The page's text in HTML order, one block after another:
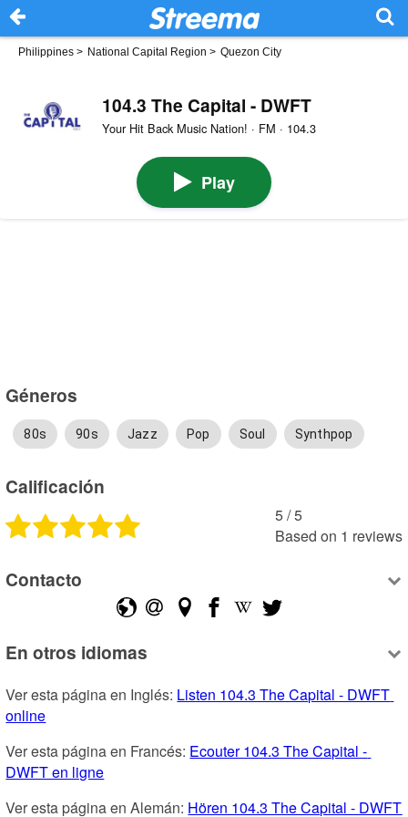
Philippines > National Capital Region > Quezon City
104.3 The Capital - DWFT
Your Hit Back Music Nation! · FM · 104.3
Play
Géneros
80s 90s Jazz Pop Soul Synthpop
Calificación
5 /5
Based on 1 reviews
Contacto
En otros idiomas
Ver esta página en Inglés: Listen 104.3 The Capital - DWFT
online
Ver esta página en Francés: Ecouter 104.3 The Capital -
DWFT en ligne
Ver esta página en Alemán: Hören 104.3 The Capital - DWFT